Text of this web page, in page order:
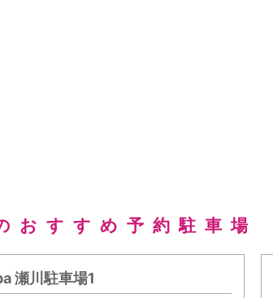
おすすめ予約駐車場
瀬川駐車場1